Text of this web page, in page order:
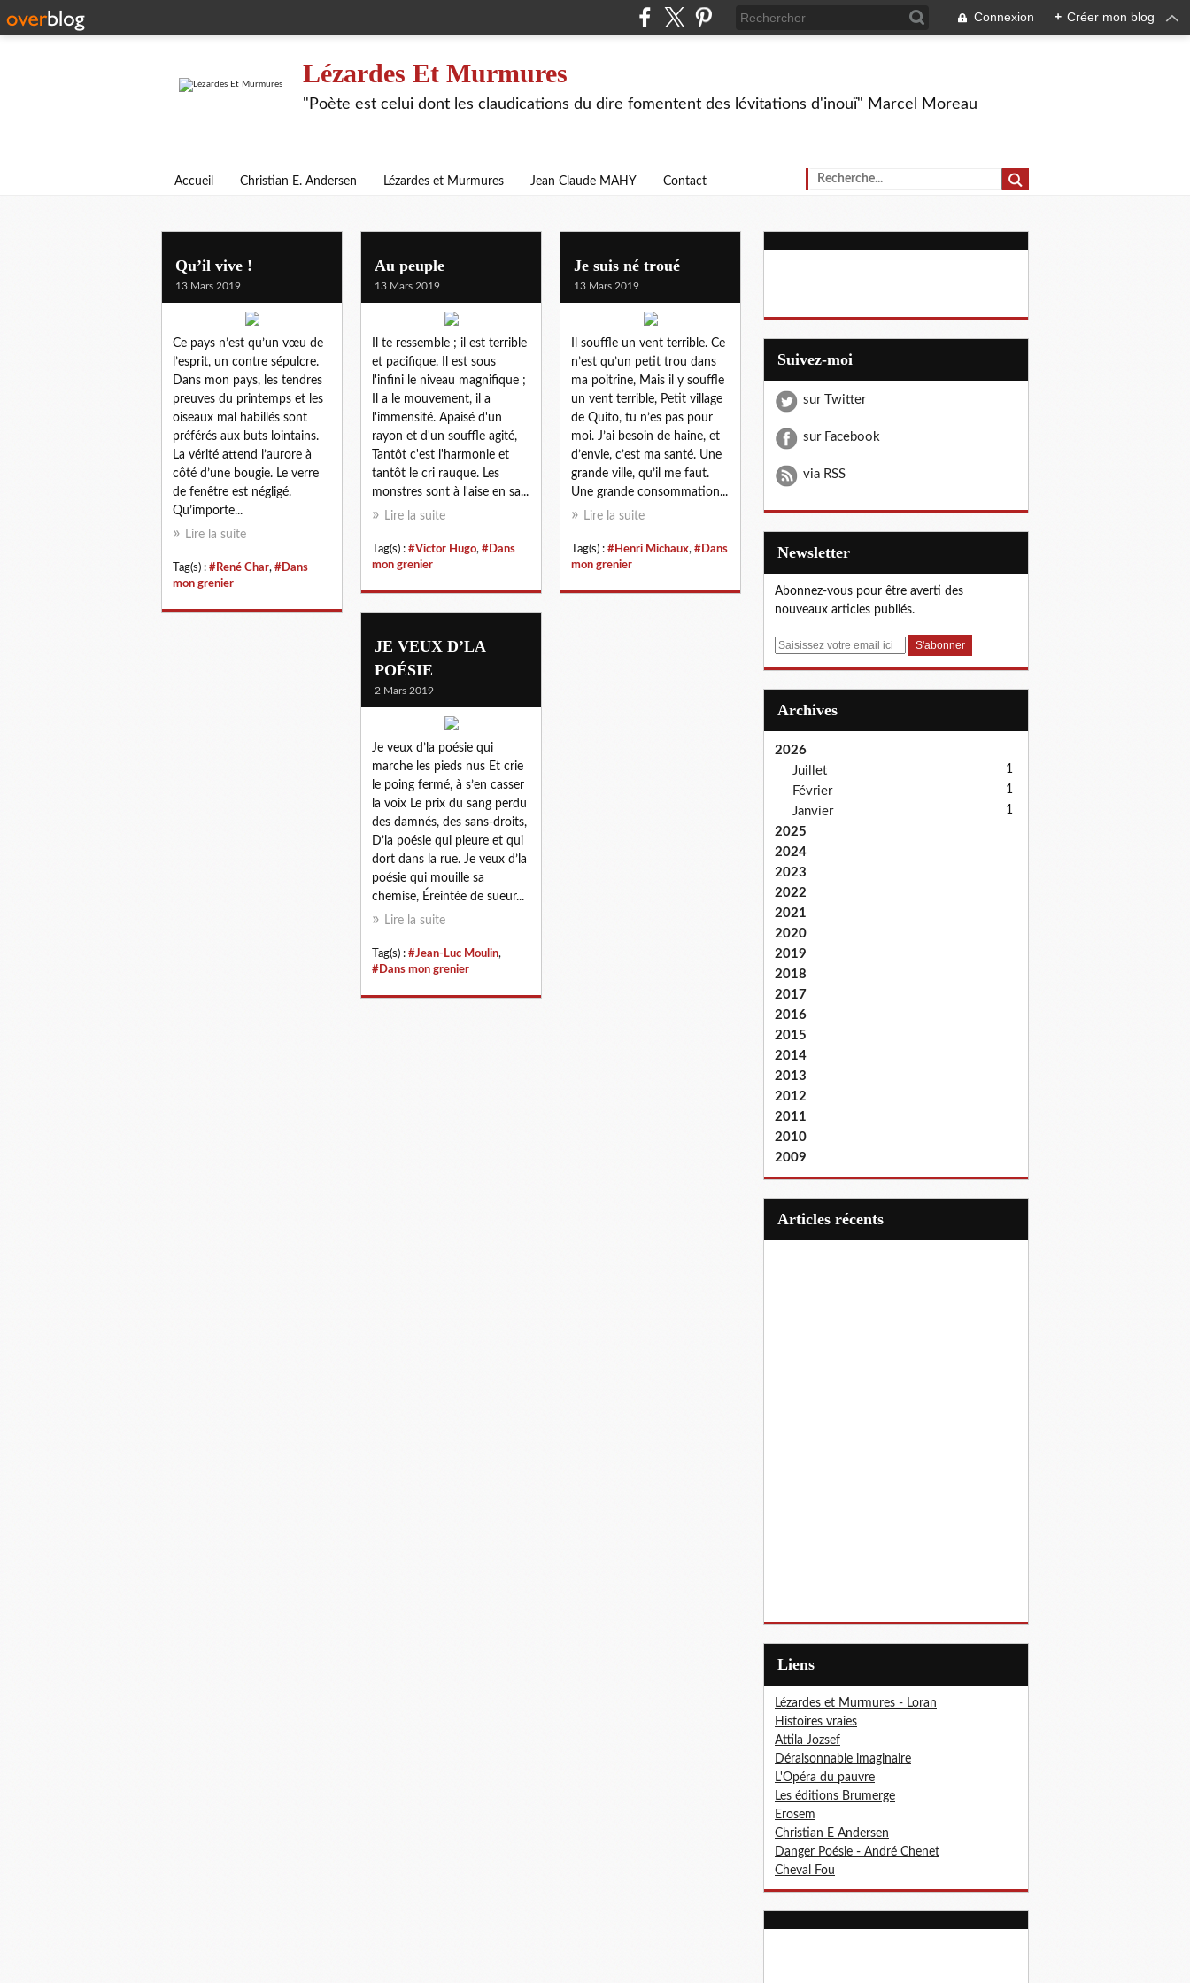
Connexion + Créer mon blog
Lézardes Et Murmures
"Poète est celui dont les claudications du dire fomentent des lévitations d'inouï" Marcel Moreau
Accueil Christian E. Andersen Lézardes et Murmures Jean Claude MAHY Contact
Qu’il vive !
13 Mars 2019
Ce pays n’est qu’un vœu de
l’esprit, un contre sépulcre.
Dans mon pays, les tendres
preuves du printemps et les
oiseaux mal habillés sont
préférés aux buts lointains.
La vérité attend l’aurore à
côté d’une bougie. Le verre
de fenêtre est négligé.
Qu’importe...
Lire la suite
Tag(s) : #René Char, #Dans
mon grenier
Au peuple
13 Mars 2019
Il te ressemble ; il est terrible
et pacifique. Il est sous
l'infini le niveau magnifique ;
Il a le mouvement, il a
l'immensité. Apaisé d'un
rayon et d'un souffle agité,
Tantôt c'est l'harmonie et
tantôt le cri rauque. Les
monstres sont à l'aise en sa...
Lire la suite
Tag(s) : #Victor Hugo, #Dans
mon grenier
Je suis né troué
13 Mars 2019
Il souffle un vent terrible. Ce
n’est qu’un petit trou dans
ma poitrine, Mais il y souffle
un vent terrible, Petit village
de Quito, tu n’es pas pour
moi. J’ai besoin de haine, et
d’envie, c’est ma santé. Une
grande ville, qu’il me faut.
Une grande consommation...
Lire la suite
Tag(s) : #Henri Michaux, #Dans
mon grenier
JE VEUX D’LA
POÉSIE
2 Mars 2019
Je veux d’la poésie qui
marche les pieds nus Et crie
le poing fermé, à s’en casser
la voix Le prix du sang perdu
des damnés, des sans-droits,
D’la poésie qui pleure et qui
dort dans la rue. Je veux d’la
poésie qui mouille sa
chemise, Éreintée de sueur...
Lire la suite
Tag(s) : #Jean-Luc Moulin,
#Dans mon grenier
Suivez-moi
sur Twitter
sur Facebook
via RSS
Newsletter
Abonnez-vous pour être averti des
nouveaux articles publiés.
E
Archives
2026
Juillet
1
Février 1
Janvier 1
2025
2024
2023
2022
2021
2020
2019
2018
2017
2016
2015
2014
2013
2012
2011
2010
2009
articles récents
Liens
Lézardes et Murmures - Loran
Histoires vraies
Attila Jozsef
Déraisonnable imaginaire
L'Opéra du pauvre
Les éditions Brumerge
Erosem
Christian E Andersen
Danger Poésie - André Chenet
Cheval Fou